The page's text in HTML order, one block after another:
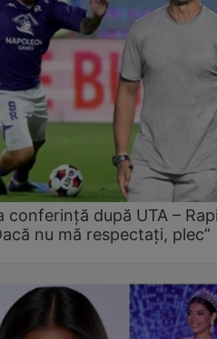
conferință după UTA –
nu mă respectați, plec”